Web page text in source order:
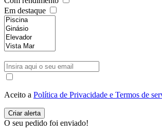
Em destaque
Aceito a Política de Privacidade e Termos de
O seu pedido foi enviado!